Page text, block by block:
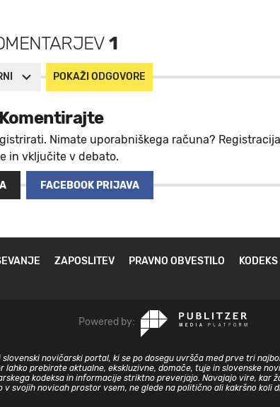
1
POKAŽI ODGOVORE
Komentirajte
Nimate uporabniškega računa? Registracija
in vključite v debato.
FACEBOOK PRIJAVA
ZAPOSLITEV PRAVNO OBVESTILO KODEKS
Powered by:
slovenski novičarski portal, ki se po dosegu uvršča med prve tri
lahko prebirate aktualne, ekskluzivne, domače, tuje in slovenske
kodeksa in informacije striktno preverjajo. Navajajo vire, kar
v svojih novicah prostor vsem, ne glede na politično ali kakršno koli